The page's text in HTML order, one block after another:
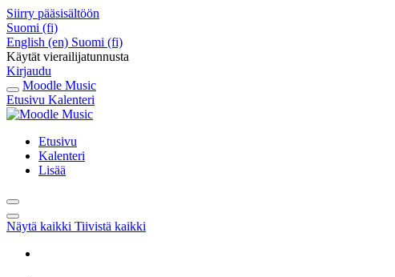
Siirry pääsisältöön
Suomi ‎(fi)‎
English ‎(en)‎ Suomi ‎(fi)‎
Käytät vierailijatunnusta
Kirjaudu
Moodle Music
Etusivu Kalenteri
Etusivu
Kalenteri
Lisää
Näytä kaikki Tiivistä kaikki